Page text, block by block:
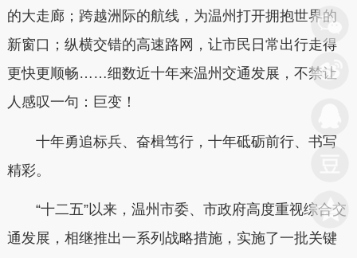
的大走廊；跨越洲际的航线，为温州打开拥抱世界的
新窗口；纵横交错的高速路网，让市民日常出行走得
更快更顺畅……细数近十年来温州交通发展，不禁让
人感叹一句：巨变！
十年勇追标兵、奋楫笃行，十年砥砺前行、书写
精彩。
“十二五”以来，温州市委、市政府高度重视综合交
通发展，相继推出一系列战略措施，实施了一批关键